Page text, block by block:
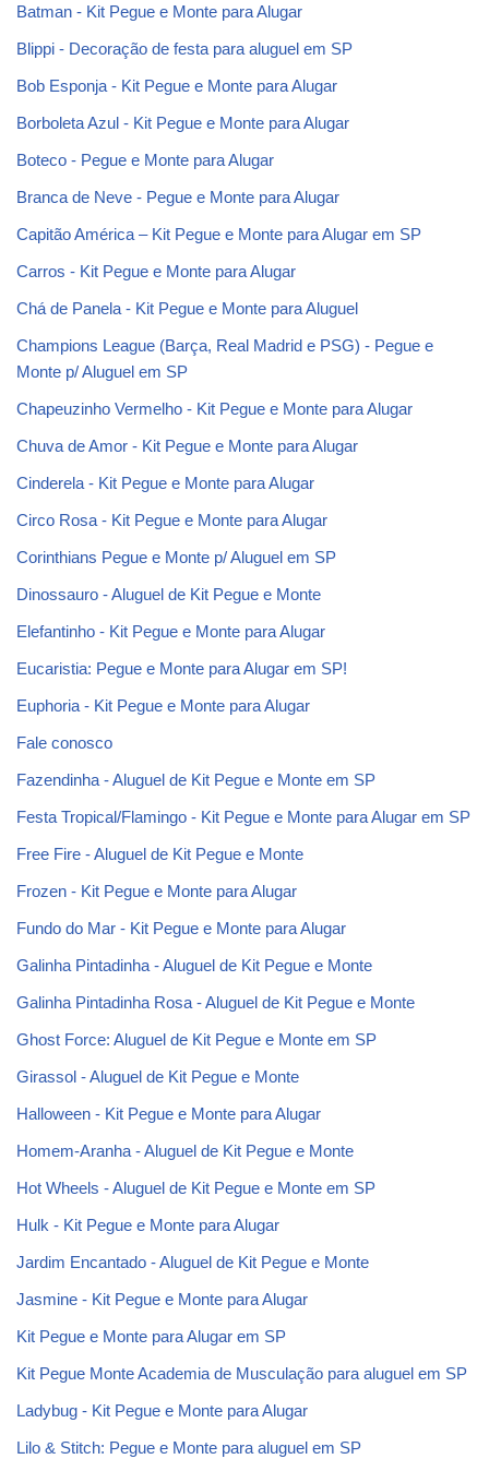
Batman - Kit Pegue e Monte para Alugar
Blippi - Decoração de festa para aluguel em SP
Bob Esponja - Kit Pegue e Monte para Alugar
Borboleta Azul - Kit Pegue e Monte para Alugar
Boteco - Pegue e Monte para Alugar
Branca de Neve - Pegue e Monte para Alugar
Capitão América – Kit Pegue e Monte para Alugar em SP
Carros - Kit Pegue e Monte para Alugar
Chá de Panela - Kit Pegue e Monte para Aluguel
Champions League (Barça, Real Madrid e PSG) - Pegue e
Monte p/ Aluguel em SP
Chapeuzinho Vermelho - Kit Pegue e Monte para Alugar
Chuva de Amor - Kit Pegue e Monte para Alugar
Cinderela - Kit Pegue e Monte para Alugar
Circo Rosa - Kit Pegue e Monte para Alugar
Corinthians Pegue e Monte p/ Aluguel em SP
Dinossauro - Aluguel de Kit Pegue e Monte
Elefantinho - Kit Pegue e Monte para Alugar
Eucaristia: Pegue e Monte para Alugar em SP!
Euphoria - Kit Pegue e Monte para Alugar
Fale conosco
Fazendinha - Aluguel de Kit Pegue e Monte em SP
Festa Tropical/Flamingo - Kit Pegue e Monte para Alugar em SP
Free Fire - Aluguel de Kit Pegue e Monte
Frozen - Kit Pegue e Monte para Alugar
Fundo do Mar - Kit Pegue e Monte para Alugar
Galinha Pintadinha - Aluguel de Kit Pegue e Monte
Galinha Pintadinha Rosa - Aluguel de Kit Pegue e Monte
Ghost Force: Aluguel de Kit Pegue e Monte em SP
Girassol - Aluguel de Kit Pegue e Monte
Halloween - Kit Pegue e Monte para Alugar
Homem-Aranha - Aluguel de Kit Pegue e Monte
Hot Wheels - Aluguel de Kit Pegue e Monte em SP
Hulk - Kit Pegue e Monte para Alugar
Jardim Encantado - Aluguel de Kit Pegue e Monte
Jasmine - Kit Pegue e Monte para Alugar
Kit Pegue e Monte para Alugar em SP
Kit Pegue Monte Academia de Musculação para aluguel em SP
Ladybug - Kit Pegue e Monte para Alugar
Lilo & Stitch: Pegue e Monte para aluguel em SP